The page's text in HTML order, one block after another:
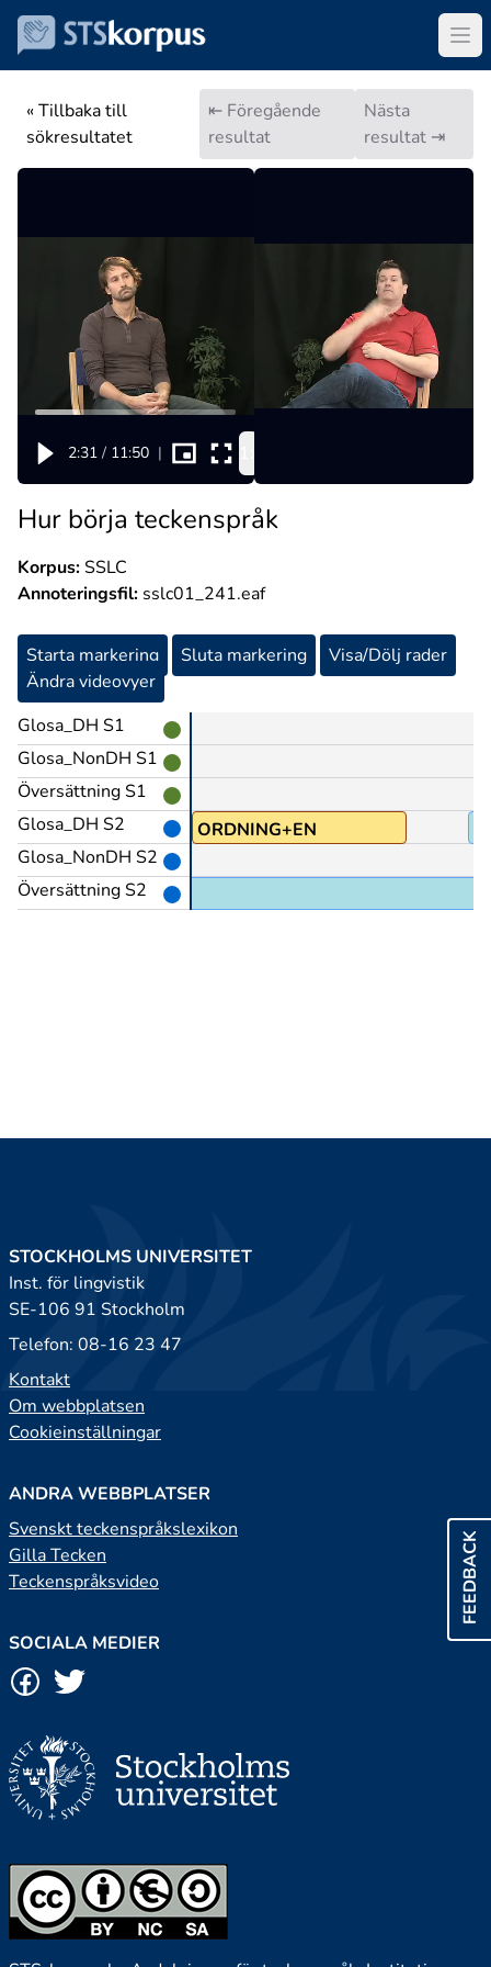
« Tillbaka till
sökresultatet
⇤ Föregående
resultat
Nästa
resultat ⇥
2:31 / 11:50 |
Hur börja teckenspråk
Korpus:SSLC
Annoteringsfil: sslc01_241.eaf
Starta markering Sluta markering
Visa/Dölj rader
Ändra videovyer
Glosa_DH S1
Glosa_NonDH S1
Översättning S1
Glosa_DH S2
Glosa_NonDH S2
Översättning S2
POSS1 ORDNING+EN
FEEDBACK
STOCKHOLMS UNIVERSITET
Inst. för lingvistik
SE-106 91 Stockholm
Telefon: 08-16 23 47
Kontakt
Om webbplatsen
Cookieinställningar
ANDRA WEBBPLATSER
Svenskt teckenspråkslexikon
Gilla Tecken
Teckenspråksvideo
SOCIALA MEDIER